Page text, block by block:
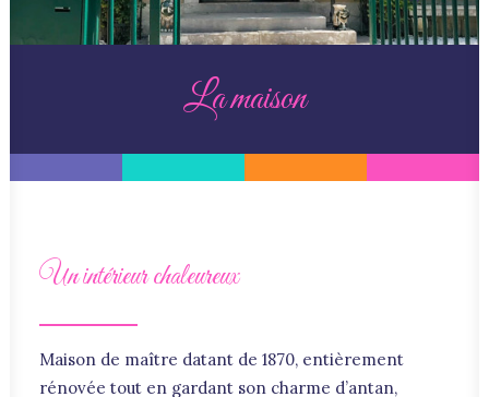
La maison
Un intérieur chaleureux
Maison de maître datant de 1870, entièrement
rénovée tout en gardant son charme d’antan,